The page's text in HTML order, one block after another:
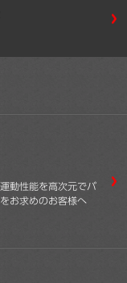
動性能を高次元でバ
お求めのお客様へ